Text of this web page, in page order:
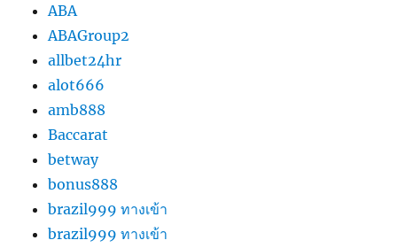
ABA
ABAGroup2
allbet24hr
alot666
amb888
Baccarat
betway
bonus888
brazil999 ทางเข้า
brazil999 ทางเข้า